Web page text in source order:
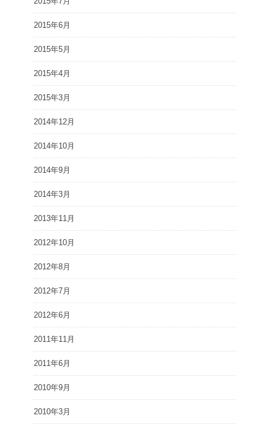
2015年6月
2015年5月
2015年4月
2015年3月
2014年12月
2014年10月
2014年9月
2014年3月
2013年11月
2012年10月
2012年8月
2012年7月
2012年6月
2011年11月
2011年6月
2010年9月
2010年3月